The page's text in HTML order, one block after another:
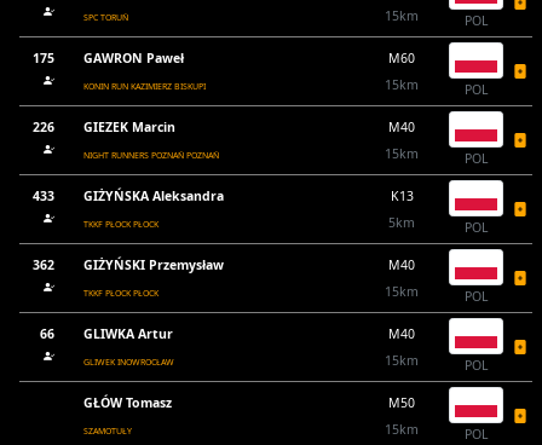
SPC TORUŃ
15km
POL
175 GAWRON Paweł
KONIN RUN KAZIMIERZ BISKUPI
M60
15km
POL
226 GIEZEK Marcin
NIGHT RUNNERS POZNAŃ POZNAŃ
M40
15km
POL
433 GIŻYŃSKA Aleksandra
TKKF PŁOCK PŁOCK
K13
5km
POL
362 GIŻYŃSKI Przemysław
TKKF PŁOCK PŁOCK
M40
15km
POL
66 GLIWKA Artur
GLIWEK INOWROCŁAW
M40
15km
POL
GŁÓW Tomasz
SZAMOTUŁY
M50
15km
POL